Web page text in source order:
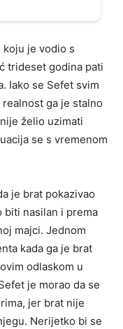
koju je vodio s
trideset godina pati
Iako se Sefet svim
ga je stalno
želio uzimati
se s vremenom
je brat pokazivao
biti nasilan i prema
majci. Jednom
kada ga je brat
odlaskom u
je morao da se
jer brat nije
Nerijetko bi se